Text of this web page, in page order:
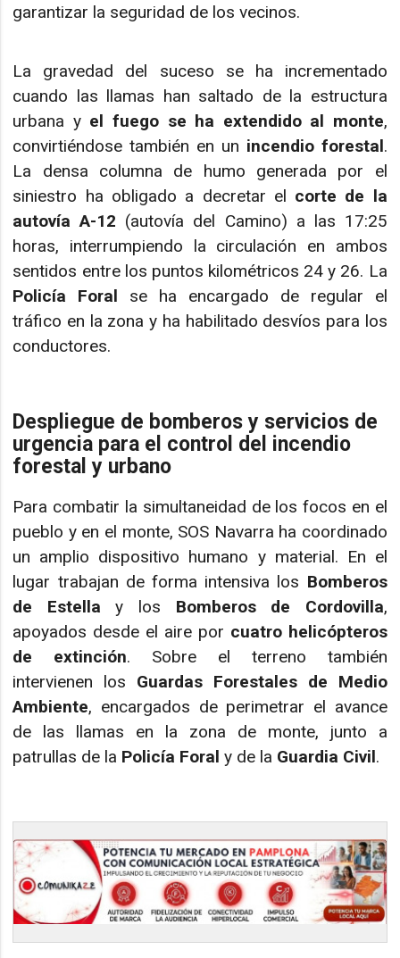
garantizar la seguridad de los vecinos.
La gravedad del suceso se ha incrementado
cuando las llamas han saltado de la estructura
urbana y el fuego se ha extendido al monte,
convirtiéndose también en un incendio forestal.
La densa columna de humo generada por el
siniestro ha obligado a decretar el corte de la
autovía A-12 (autovía del Camino) a las 17:25
horas, interrumpiendo la circulación en ambos
sentidos entre los puntos kilométricos 24 y 26. La
Policía Foral se ha encargado de regular el
tráfico en la zona y ha habilitado desvíos para los
conductores.
Despliegue de bomberos y servicios de
urgencia para el control del incendio
forestal y urbano
Para combatir la simultaneidad de los focos en el
pueblo y en el monte, SOS Navarra ha coordinado
un amplio dispositivo humano y material. En el
lugar trabajan de forma intensiva los Bomberos
de Estella y los Bomberos de Cordovilla,
apoyados desde el aire por cuatro helicópteros
de extinción. Sobre el terreno también
intervienen los Guardas Forestales de Medio
Ambiente, encargados de perimetrar el avance
de las llamas en la zona de monte, junto a
patrullas de la Policía Foral y de la Guardia Civil.